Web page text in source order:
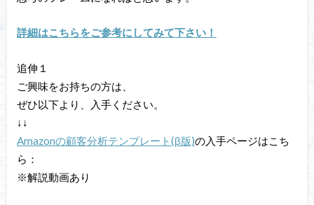
詳細はこちらをご参考にしてみて下さい！
追伸１
ご興味をお持ちの方は、
ぜひ以下より、入手ください。
↓↓
Amazonの顧客分析テンプレート(β版)の入手ページはこち
ら：
※解説動画あり